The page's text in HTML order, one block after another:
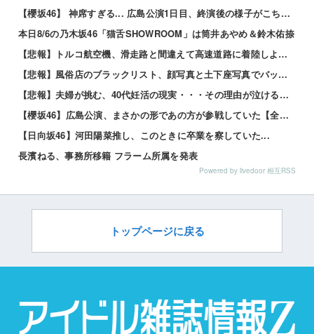
【櫻坂46】 神席すぎる... 広島公演1日目、終演後の様子がこちら【全国ツアー2026 What’...
本日8/6の乃木坂46「猫舌SHOWROOM」は筒井あやめ＆鈴木佑捺
【悲報】トルコ航空機、滑走路と間違えて高速道路に着陸しようとして墜落www 他
【悲報】風俗店のブラックリスト、顔写真と土下座写真でバッチリ管理されてる件ｗｗｗｗ 他
【悲報】夫婦が挑む、40代妊活の現実・・・その理由が泣けるｗｗｗｗ 他
【櫻坂46】広島公演、まさかの形であの方が参戦していた【全国ツアー2026 What’s lones...
【日向坂46】河田陽菜推し、このときに卒業を察していた...
長濱ねる、事務所移籍 フラーム所属を発表
Powered by livedoor 相互RSS
トップページに戻る